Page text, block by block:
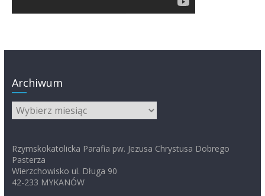
Archiwum
Archiwum
Rzymskokatolicka Parafia pw. Jezusa Chrystusa Dobrego
Pasterza
Wierzchowisko ul. Długa 90
42-233 MYKANÓW